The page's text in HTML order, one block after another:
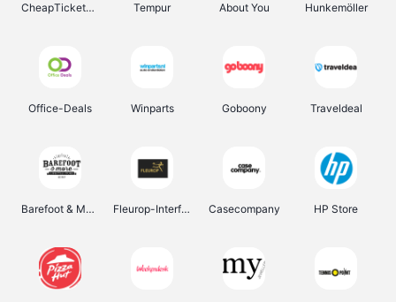
CheapTickets.be Tempur About You Hunkemöller
Office-Deals Winparts Goboony Traveldeal
Barefoot & More Fleurop-Interflora Casecompany HP Store